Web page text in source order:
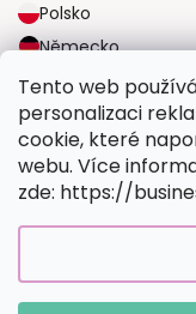
Tento web
personalizaci
cookie, které
webu. Více
zde: https://
Polsko
Německo
Velká Británie
SPOLEHLIVÉ
BEZPEČNÉ